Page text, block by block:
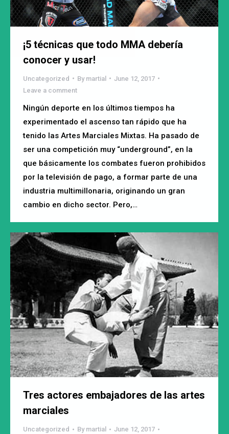
¡5 técnicas que todo MMA debería
conocer y usar!
Uncategorized By martial
June 12, 2017
Leave a comment
Ningún deporte en los últimos tiempos ha
experimentado el ascenso tan rápido que ha
tenido las Artes Marciales Mixtas. Ha pasado de
ser una competición muy “underground”, en la
que básicamente los combates fueron prohibidos
por la televisión de pago, a formar parte de una
industria multimillonaria, originando un gran
cambio en dicho sector. Pero,…
Tres actores embajadores de las artes
marciales
Uncategorized By martial
June 12, 2017